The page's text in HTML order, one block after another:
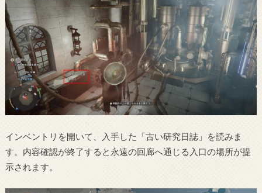
インベントリを開いて、入手した「古い研究日誌」を読みま
す。内容確認が終了すると永遠の回廊へ通じる入口の場所が提
示されます。